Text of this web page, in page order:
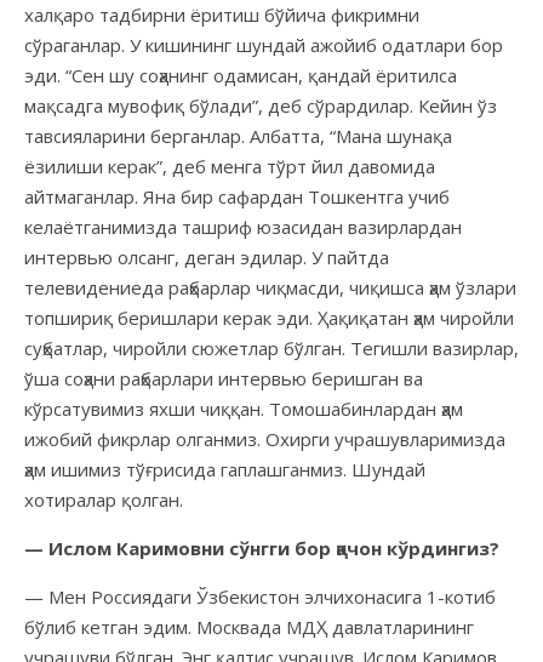
халқаро тадбирни ёритиш бўйича фикримни
сўраганлар. У кишининг шундай ажойиб одатлари бор
эди. “Сен шу соҳанинг одамисан, қандай ёритилса
мақсадга мувофиқ бўлади”, деб сўрардилар. Кейин ўз
тавсияларини берганлар. Албатта, “Мана шунақа
ёзилиши керак”, деб менга тўрт йил давомида
айтмаганлар. Яна бир сафардан Тошкентга учиб
келаётганимизда ташриф юзасидан вазирлардан
интервью олсанг, деган эдилар. У пайтда
телевидениеда раҳбарлар чиқмасди, чиқишса ҳам ўзлари
топшириқ беришлари керак эди. Ҳақиқатан ҳам чиройли
суҳбатлар, чиройли сюжетлар бўлган. Тегишли вазирлар,
ўша соҳани раҳбарлари интервью беришган ва
кўрсатувимиз яхши чиққан. Томошабинлардан ҳам
ижобий фикрлар олганмиз. Охирги учрашувларимизда
ҳам ишимиз тўғрисида гаплашганмиз. Шундай
хотиралар қолган.
— Ислом Каримовни сўнгги бор қачон кўрдингиз?
— Мен Россиядаги Ўзбекистон элчихонасига 1-котиб
бўлиб кетган эдим. Москвада МДҲ давлатларининг